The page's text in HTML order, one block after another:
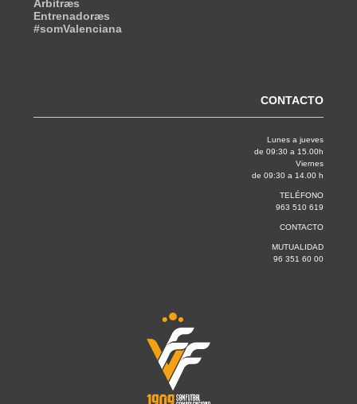
Árbitræs
Entrenadoræs
#somValenciana
CONTACTO
Lunes a jueves
de 09:30 a 15.00h
Viernes
de 09:30 a 14.00 h
TELÉFONO
963 510 619
CONTACTO
MUTUALIDAD
96 351 60 00